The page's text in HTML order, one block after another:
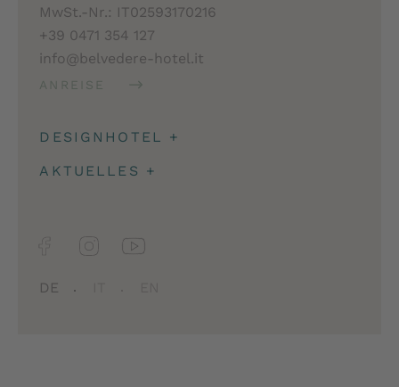
MwSt.-Nr.: IT02593170216
+39 0471 354 127
info@belvedere-hotel.it
ANREISE
DESIGNHOTEL +
Architektur
AKTUELLES +
Jobs
DE